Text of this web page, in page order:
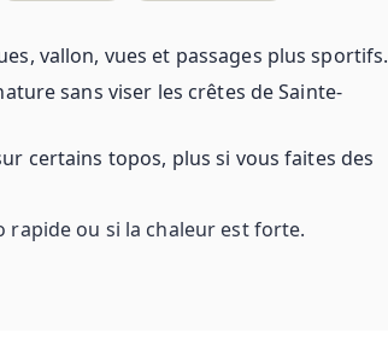
vallon, vues et passages plus sportifs.
sans viser les crêtes de Sainte-
certains topos, plus si vous faites des
rapide ou si la chaleur est forte.